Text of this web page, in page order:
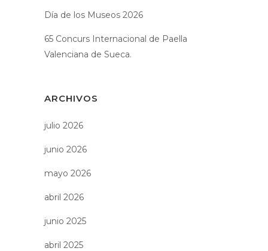
Día de los Museos 2026
65 Concurs Internacional de Paella
Valenciana de Sueca.
ARCHIVOS
julio 2026
junio 2026
mayo 2026
abril 2026
junio 2025
abril 2025